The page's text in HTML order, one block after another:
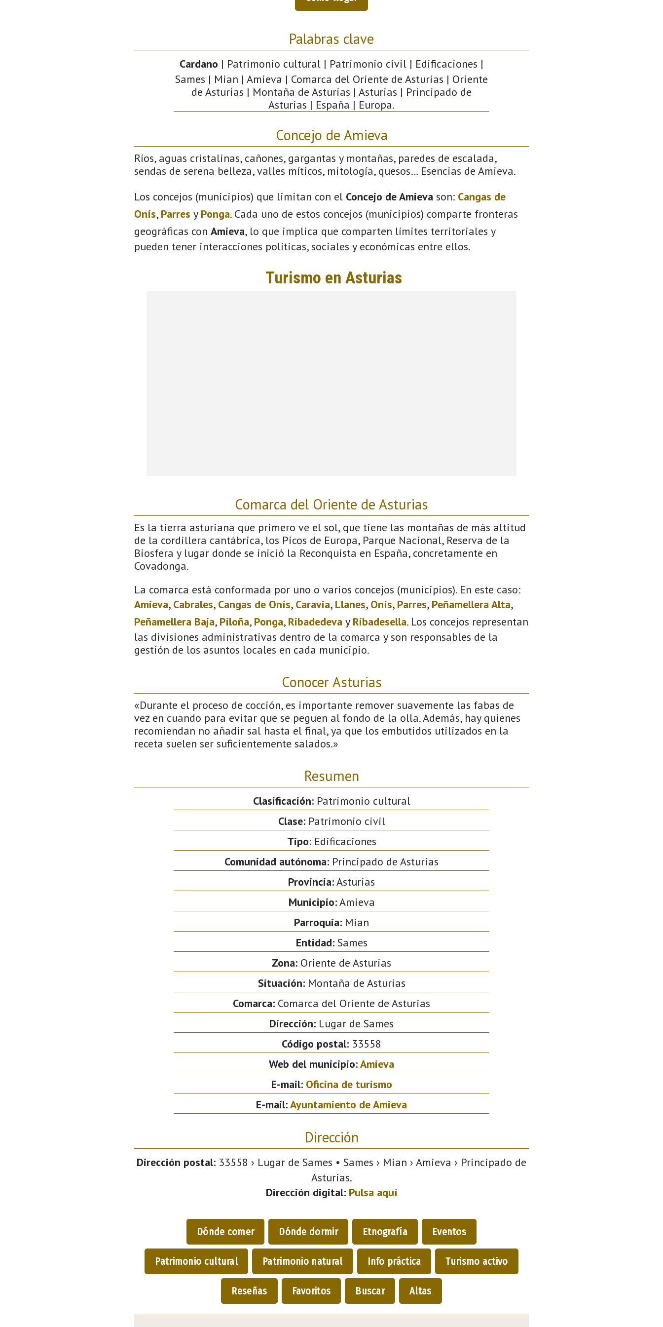
Palabras clave
Cardano | Patrimonio cultural | Patrimonio civil | Edificaciones |
Sames | Mian | Amieva | Comarca del Oriente de Asturias | Oriente
de Asturias | Montaña de Asturias | Asturias | Principado de
Asturias | España | Europa.
Concejo de Amieva
Ríos, aguas cristalinas, cañones, gargantas y montañas, paredes de escalada,
sendas de serena belleza, valles míticos, mitología, quesos… Esencias de Amieva.
Los concejos (municipios) que limitan con el Concejo de Amieva son: Cangas de
Onís, Parres y Ponga. Cada uno de estos concejos (municipios) comparte fronteras
geográficas con Amieva, lo que implica que comparten límites territoriales y
pueden tener interacciones políticas, sociales y económicas entre ellos.
Comarca del Oriente de Asturias
Es la tierra asturiana que primero ve el sol, que tiene las montañas de más altitud
de la cordillera cantábrica, los Picos de Europa, Parque Nacional, Reserva de la
Biosfera y lugar donde se inició la Reconquista en España, concretamente en
Covadonga.
La comarca está conformada por uno o varios concejos (municipios). En este caso:
Amieva, Cabrales, Cangas de Onís, Caravia, Llanes, Onís, Parres, Peñamellera Alta,
Peñamellera Baja, Piloña, Ponga, Ribadedeva y Ribadesella. Los concejos representan
las divisiones administrativas dentro de la comarca y son responsables de la
gestión de los asuntos locales en cada municipio.
Conocer Asturias
«Durante el proceso de cocción, es importante remover suavemente las fabas de
vez en cuando para evitar que se peguen al fondo de la olla. Además, hay quienes
recomiendan no añadir sal hasta el final, ya que los embutidos utilizados en la
receta suelen ser suficientemente salados.»
Resumen
Clasificación:Patrimonio cultural
Clase:Patrimonio civil
Tipo:Edificaciones
Comunidad autónoma: Principado de Asturias
Provincia:Asturias
Municipio:Amieva
Parroquia: Mian
Entidad:Sames
Zona: Oriente de Asturias
Situación:Montaña de Asturias
Comarca: Comarca del Oriente de Asturias
Dirección: Lugar de Sames
Código postal: 33558
Web del municipio:Amieva
E-mail: Oficina de turismo
E-mail:Ayuntamiento de Amieva
Dirección
Dirección postal: 33558 › Lugar de Sames • Sames › Mian › Amieva › Principado de
Asturias.
Dirección digital: Pulsa aquí
Dónde comer Dónde dormir Etnografía Eventos
Patrimonio cultural Patrimonio natural Info práctica Turismo activo
Reseñas Favoritos Buscar Altas